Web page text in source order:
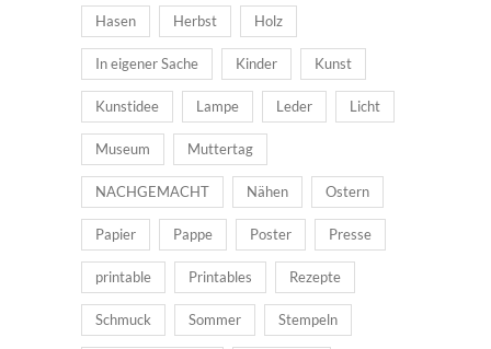
Hasen Herbst Holz
In eigener Sache Kinder Kunst
Kunstidee Lampe Leder Licht
Museum Muttertag
NACHGEMACHT Nähen Ostern
Papier Pappe Poster Presse
printable Printables Rezepte
Schmuck Sommer Stempeln